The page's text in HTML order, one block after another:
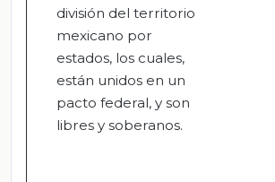
división del territorio
mexicano por
estados, los cuales,
están unidos en un
pacto federal, y son
libres y soberanos.